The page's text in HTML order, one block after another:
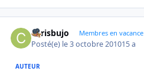
chrisbujo Membres en vacance
Posté(e) le 3 octobre 201015 a
AUTEUR